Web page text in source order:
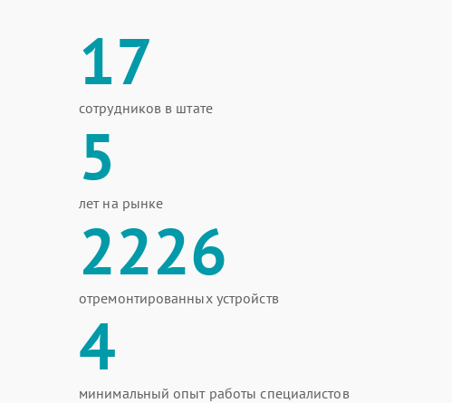
17
сотрудников в штате
5
лет на рынке
2226
отремонтированных устройств
4
минимальный опыт работы специалистов